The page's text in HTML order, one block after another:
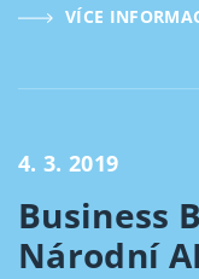
VÍCE
4. 3. 2019
Business
Národní